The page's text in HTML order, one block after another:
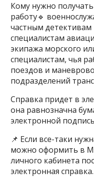
Кому нужно
работу🔹
частным детективам
специалистам
экипажа морского
специалистам, чья
поездов и
подразделений
Справка придет в
она равнозначна
электронной
📌 Если все-таки
можно оформить в
личного кабинета
электронная справка.